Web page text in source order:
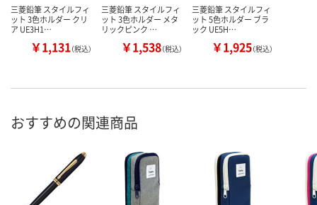
三菱鉛筆 スタイルフィ
ット 3色ホルダー クリ
ア UE3H1…
￥1,131（税込）
三菱鉛筆 スタイルフィ
ット 3色ホルダー メタ
リックピンク …
￥1,538（税込）
三菱鉛筆 スタイルフィ
ット 5色ホルダー ブラ
ック UE5H…
￥1,925（税込）
おすすめの関連商品